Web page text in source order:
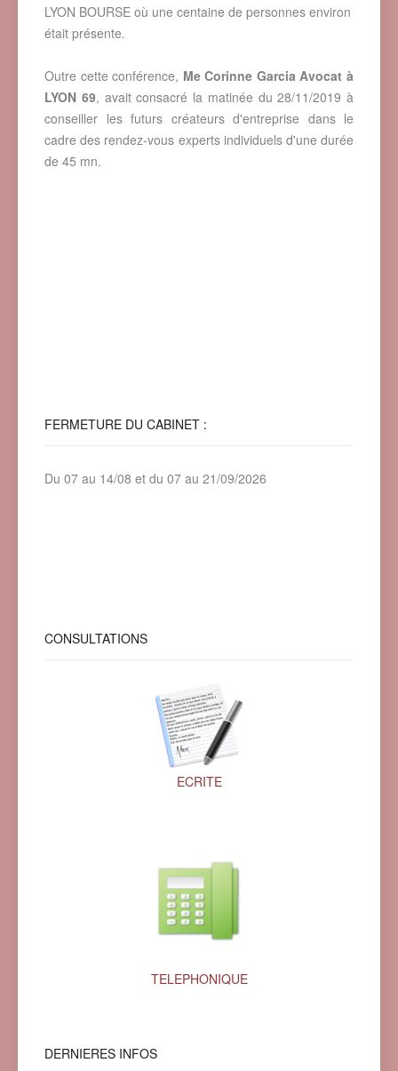
LYON BOURSE où une centaine de personnes environ
était présente.
Outre cette conférence, Me Corinne Garcia Avocat à
LYON 69, avait consacré la matinée du 28/11/2019 à
conseiller les futurs créateurs d'entreprise dans le
cadre des rendez-vous experts individuels d'une durée
de 45 mn.
FERMETURE DU CABINET :
Du 07 au 14/08 et du 07 au 21/09/2026
CONSULTATIONS
ECRITE
TELEPHONIQUE
DERNIERES INFOS